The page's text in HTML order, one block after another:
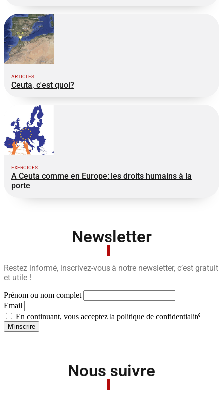
ARTICLES
Ceuta, c'est quoi?
EXERCICES
A Ceuta comme en Europe: les droits humains à la
porte
Newsletter
Restez informé, inscrivez-vous à notre newsletter, c’est gratuit
et utile !
Prénom ou nom complet
Email
En continuant, vous acceptez la politique de confidentialité
Nous suivre